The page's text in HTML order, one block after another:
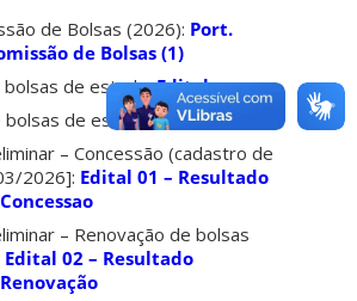
de Bolsas (2026): Port.
de Bolsas (1)
bolsas de estudo:Edital
bolsas de estudo:Edital
– Concessão (cadastro de
2026]: Edital 01 – Resultado
– Renovação de bolsas
Edital 02 – Resultado